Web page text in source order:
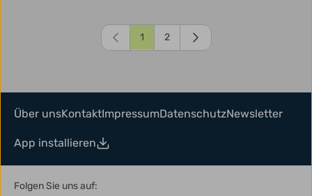
1 2
Über unsKontaktImpressumDatenschutzNewsletter
App installieren
Folgen Sie uns auf: